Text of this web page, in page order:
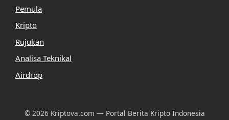
Pemula
Kripto
Rujukan
Analisa Teknikal
Airdrop
© 2026 Kriptova.com — Portal Berita Kripto Indonesia